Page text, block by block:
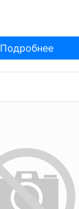
Подробнее